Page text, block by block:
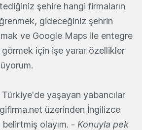
şehire hangi firmaların
gideceğiniz şehrin
ve Google Maps ile entegre
görmek için işe yarar özellikler
yaşayan yabancılar
üzerinden İngilizce
belirtmiş olayım. - Konuyla pek